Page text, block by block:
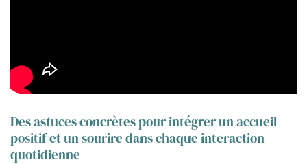
Des astuces concrètes pour intégrer un accueil
positif et un sourire dans chaque interaction
quotidienne